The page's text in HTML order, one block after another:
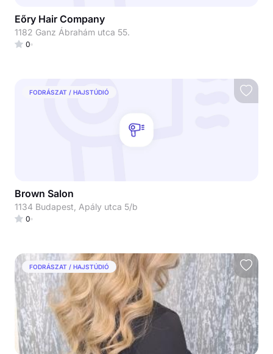
Eőry Hair Company
1182 Ganz Ábrahám utca 55.
0
FODRÁSZAT / HAJSTÚDIÓ
Brown Salon
1134 Budapest, Apály utca 5/b
0
FODRÁSZAT / HAJSTÚDIÓ